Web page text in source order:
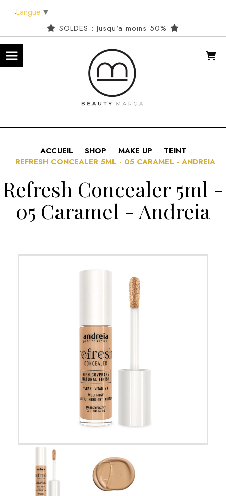
SOLDES : Jusqu'a moins 50%
ACCUEIL SHOP MAKE UP
TEINT
REFRESH CONCEALER 5ML - 05 CARAMEL - ANDREIA
Refresh Concealer 5ml -
05 Caramel - Andreia
Langue ▼